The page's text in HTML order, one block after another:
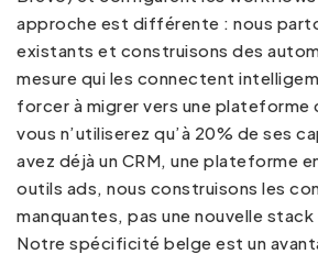
approche est différente : nous
existants et construisons des
mesure qui les connectent
forcer à migrer vers une plateforme
vous n’utiliserez qu’à 20% de ses
avez déjà un CRM, une plateforme
outils ads, nous construisons les
manquantes, pas une nouvelle
Notre spécificité belge est un